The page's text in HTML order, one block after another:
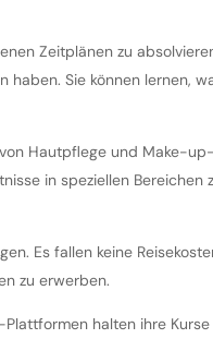
Zeitplänen zu
Sie können lernen,
Hautpflege und Make-
in speziellen Bereichen
Es fallen keine
zu erwerben.
halten ihre